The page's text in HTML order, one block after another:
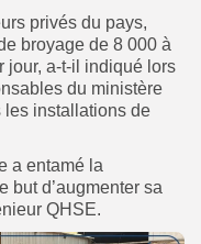
privés du pays,
broyage de 8 000 à
jour, a-t-il indiqué lors
du ministère
les installations de
a entamé la
but d’augmenter sa
QHSE.